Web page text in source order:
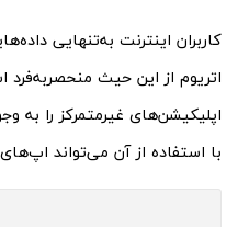
کاربران اینترنت به‌تنهایی
اتریوم از این حیث
اپلیکیشن‌های غیرمتمرکز را به
با استفاده از آن می‌تواند